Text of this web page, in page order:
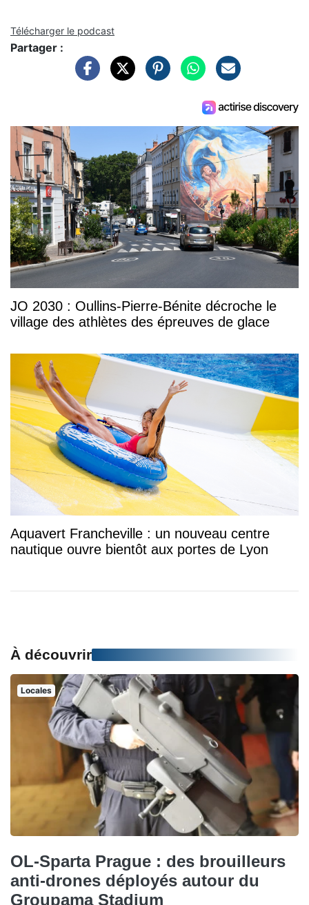
Télécharger le podcast
Partager :
JO 2030 : Oullins-Pierre-Bénite décroche le
village des athlètes des épreuves de glace
Aquavert Francheville : un nouveau centre
nautique ouvre bientôt aux portes de Lyon
À découvrir
Locales
OL-Sparta Prague : des brouilleurs
anti-drones déployés autour du
Groupama Stadium